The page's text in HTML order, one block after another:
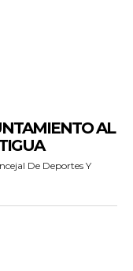
AL
De Deportes Y